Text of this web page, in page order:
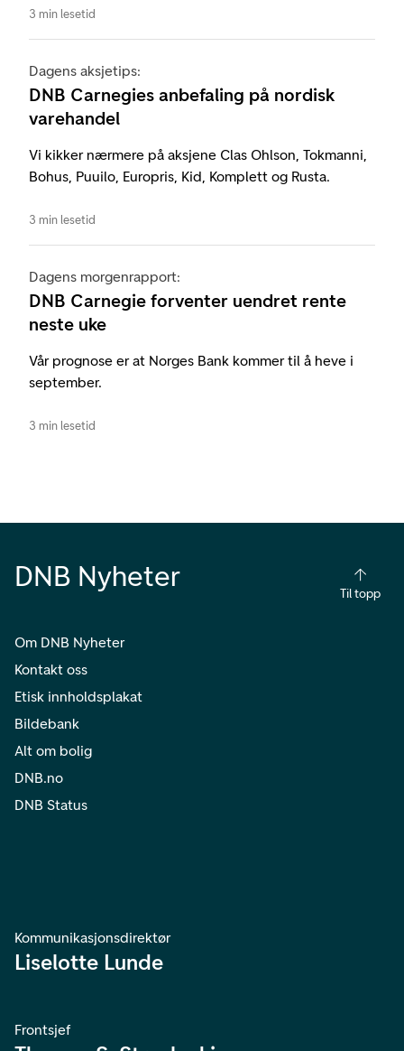
3 min lesetid
Dagens aksjetips:
DNB Carnegies anbefaling på nordisk
varehandel
Vi kikker nærmere på aksjene Clas Ohlson, Tokmanni,
Bohus, Puuilo, Europris, Kid, Komplett og Rusta.
3 min lesetid
Dagens morgenrapport:
DNB Carnegie forventer uendret rente
neste uke
Vår prognose er at Norges Bank kommer til å heve i
september.
3 min lesetid
DNB Nyheter
Til topp
Om DNB Nyheter
Kontakt oss
Etisk innholdsplakat
Bildebank
Alt om bolig
DNB.no
DNB Status
Kommunikasjonsdirektør
Liselotte Lunde
Frontsjef